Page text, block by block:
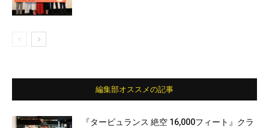
編集部オススメの記事
『タービュランス 絶空 16,000フィート』クラ